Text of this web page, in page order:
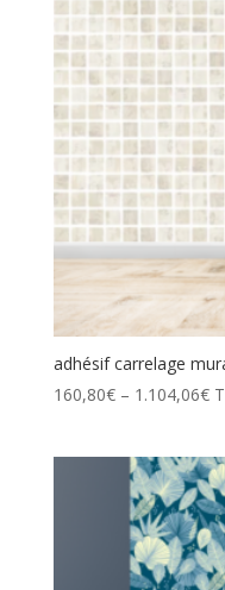
adhésif carrelage
160,80€– 1.104,06€